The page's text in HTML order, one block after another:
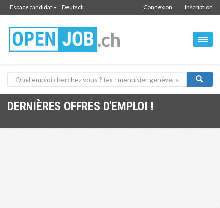
Espace candidat Deutsch Inscription
Connexion
.ch
DERNIÈRES OFFRES D'EMPLOI !